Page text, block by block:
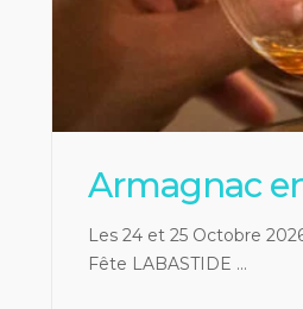
Armagnac
Les 24 et 25 Octobre
Fête LABASTIDE ...